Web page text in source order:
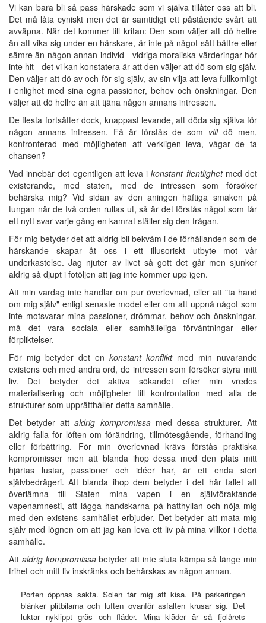
Vi kan bara bli så pass härskade som vi själva tillåter oss att bli.
Det må låta cyniskt men det är samtidigt ett påstående svårt att
avväpna. När det kommer till kritan: Den som väljer att dö hellre
än att vika sig under en härskare, är inte på något sätt bättre eller
sämre än någon annan individ - vidriga moraliska värderingar hör
inte hit - det vi kan konstatera är att den väljer att dö som sig själv.
Den väljer att dö av och för sig själv, av sin vilja att leva fullkomligt
i enlighet med sina egna passioner, behov och önskningar. Den
väljer att dö hellre än att tjäna någon annans intressen.
De flesta fortsätter dock, knappast levande, att döda sig själva för
någon annans intressen. Få är förstås de som villdö men,
konfronterad med möjligheten att verkligen leva, vågar de ta
chansen?
Vad innebär det egentligen att leva ikonstant fientlighetmed det
existerande, med staten, med de intressen som försöker
behärska mig? Vid sidan av den aningen häftiga smaken på
tungan när de två orden rullas ut, så är det förstås något som får
ett nytt svar varje gång en kamrat ställer sig den frågan.
För mig betyder det att aldrig bli bekväm i de förhållanden som de
härskande skapar åt oss i ett illusoriskt utbyte mot vår
underkastelse. Jag njuter av livet så gott det går men sjunker
aldrig så djupt i fotöljen att jag inte kommer upp igen.
Att min vardag inte handlar om pur överlevnad, eller att "ta hand
om mig själv" enligt senaste modet eller om att uppnå något som
inte motsvarar mina passioner, drömmar, behov och önskningar,
må det vara sociala eller samhälleliga förväntningar eller
förpliktelser.
För mig betyder det en konstant konfliktmed min nuvarande
existens och med andra ord, de intressen som försöker styra mitt
liv. Det betyder det aktiva sökandet efter min vredes
materialisering och möjligheter till konfrontation med alla de
strukturer som upprätthåller detta samhälle.
Det betyder attaldrig kompromissamed dessa strukturer. Att
aldrig falla för löften om förändring, tillmötesgående, förhandling
eller förbättring. För min överlevnad krävs förstås praktiska
kompromisser men att blanda ihop dessa med den plats mitt
hjärtas lustar, passioner och idéer har, är ett enda stort
självbedrägeri. Att blanda ihop dem betyder i det här fallet att
överlämna till Staten mina vapen i en självföraktande
vapenamnesti, att lägga handskarna på hatthyllan och nöja mig
med den existens samhället erbjuder. Det betyder att mata mig
själv med lögnen om att jag kan leva ett liv på mina villkor i detta
samhälle.
Att aldrig kompromissabetyder att inte sluta kämpa så länge min
frihet och mitt liv inskränks och behärskas av någon annan.
Porten öppnas sakta. Solen får mig att kisa. På parkeringen
blänker plitbilarna och luften ovanför asfalten krusar sig. Det
luktar nyklippt gräs och fläder. Mina kläder är så fjolårets